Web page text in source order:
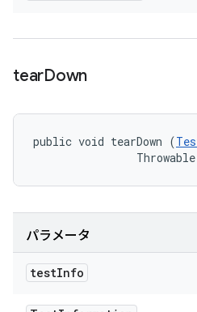
tearDown
public void tearDown (
Throwable
パラメータ
testInfo